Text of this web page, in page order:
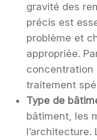
gravité des
précis est
problème et
appropriée.
concentration
traitement
Type de
bâtiment, les